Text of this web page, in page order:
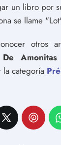
un libro por
se llame
otros
De
la categoría